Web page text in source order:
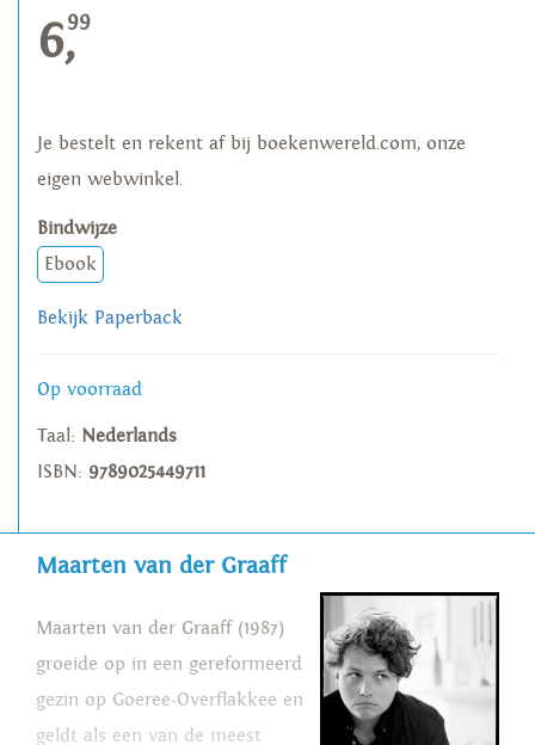
6,99
Je bestelt en rekent af bij boekenwereld.com, onze
eigen webwinkel.
Bindwijze
Ebook
Bekijk Paperback
Op voorraad
Taal: Nederlands
ISBN: 9789025449711
Maarten van der Graaff
Maarten van der Graaff (1987)
groeide op in een gereformeerd
gezin op Goeree-Overflakkee en
geldt als een van de meest